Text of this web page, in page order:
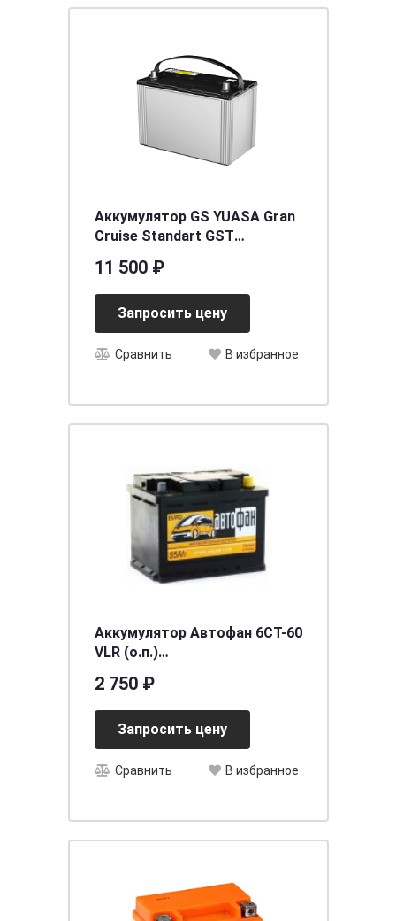
Аккумулятор GS YUASA Gran
Cruise Standart GST
[д302ш172в225/710]
11 500 ₽
Запросить цену
Сравнить В избранное
Аккумулятор Автофан 6СТ-60
VLR (о.п.)
2 750 ₽
Запросить цену
Сравнить В избранное